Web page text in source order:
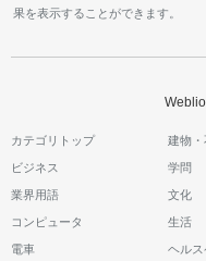
果を表示することができます。
カテゴリトップ 建物・
ビジネス 学問
業界用語 文化
コンピュータ 生活
電車 ヘルス